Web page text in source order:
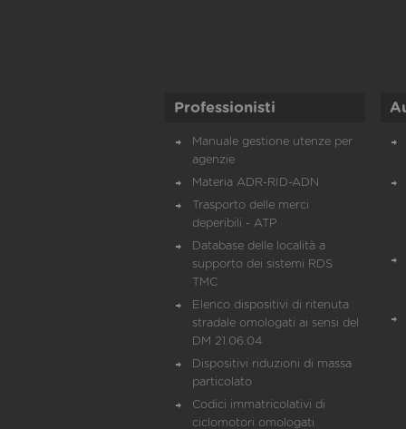
Professionisti
Manuale gestione utenze per
agenzie
Materia ADR-RID-ADN
Trasporto delle merci
deperibili - ATP
Database delle località a
supporto dei sistemi RDS
TMC
Elenco dispositivi di ritenuta
stradale omologati ai sensi del
DM 21.06.04
Dispositivi riduzioni di massa
particolato
Codici immatricolativi di
ciclomotori omologati